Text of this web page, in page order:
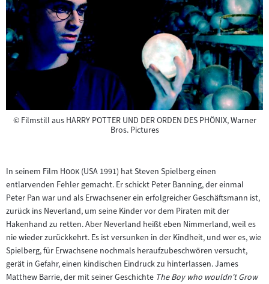
©Copyright
Filmstill aus HARRY POTTER UND DER ORDEN DES PHÖNIX, Warner
Bros. Pictures
In seinem Film "Hook"(USA 1991) hat Steven Spielberg einen
entlarvenden Fehler gemacht. Er schickt Peter Banning, der einmal
Peter Pan war und als Erwachsener ein erfolgreicher Geschäftsmann ist,
zurück ins Neverland, um seine Kinder vor dem Piraten mit der
Hakenhand zu retten. Aber Neverland heißt eben Nimmerland, weil es
nie wieder zurückkehrt. Es ist versunken in der Kindheit, und wer es, wie
Spielberg, für Erwachsene nochmals heraufzubeschwören versucht,
gerät in Gefahr, einen kindischen Eindruck zu hinterlassen. James
Matthew Barrie, der mit seiner Geschichte The Boy who wouldn't Grow